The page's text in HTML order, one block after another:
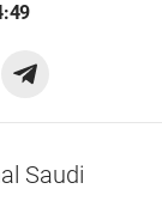
Saudi